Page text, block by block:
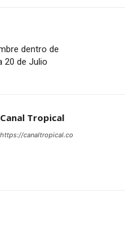
dentro de
20 de Julio
Canal Tropical
https://canaltropical.co